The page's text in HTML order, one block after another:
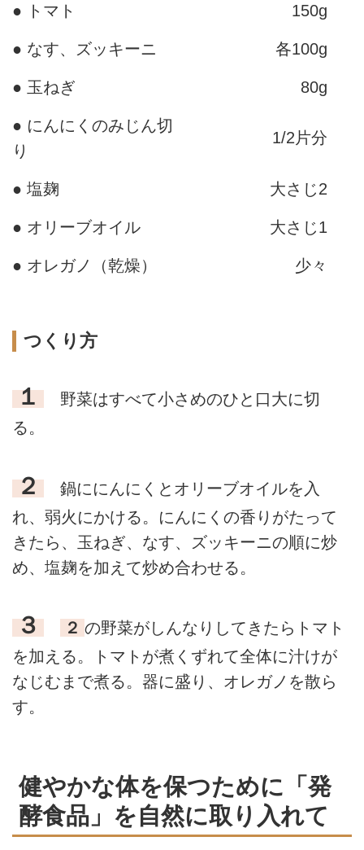
● トマト 150g
● なす、ズッキーニ 各100g
● 玉ねぎ 80g
● にんにくのみじん切
り
1/2片分
● 塩麹 大さじ2
● オリーブオイル 大さじ1
● オレガノ（乾燥） 少々
つくり方
１
野菜はすべて小さめのひと口大に切
る。
２
鍋ににんにくとオリーブオイルを入
れ、弱火にかける。にんにくの香りがたって
きたら、玉ねぎ、なす、ズッキーニの順に炒
め、塩麹を加えて炒め合わせる。
３ ２ の野菜がしんなりしてきたらトマト
を加える。トマトが煮くずれて全体に汁けが
なじむまで煮る。器に盛り、オレガノを散ら
す。
健やかな体を保つために「発
酵食品」を自然に取り入れて